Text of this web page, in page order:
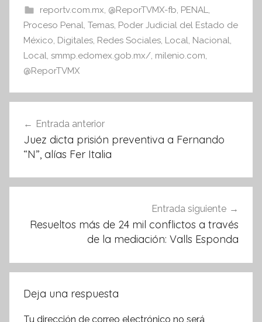
e
b
o
o
k
er s
A
p
reportv.com.mx, @ReporTVMX-fb, PENAL,
Proceso Penal, Temas, Poder Judicial del Estado de
México, Digitales, Redes Sociales, Local, Nacional,
Local, smmp.edomex.gob.mx/, milenio.com,
@ReporTVMX
de
entradas
Entrada anterior
Juez dicta prisión preventiva a Fernando
“N”, alías Fer Italia
Entrada siguiente
Resueltos más de 24 mil conflictos a través
de la mediación: Valls Esponda
Deja una respuesta
Tu dirección de correo electrónico no será